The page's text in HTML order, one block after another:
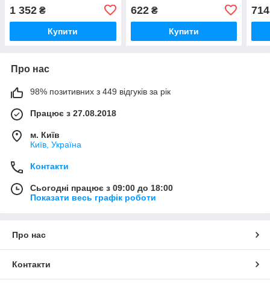
1 352 ₴
Купити
622₴
Купити
714
Про нас
98% позитивних з 449 відгуків за рік
Працює з 27.08.2018
м. Київ
Київ, Україна
Контакти
Сьогодні працює з 09:00 до 18:00
Показати весь графік роботи
Про нас
Контакти